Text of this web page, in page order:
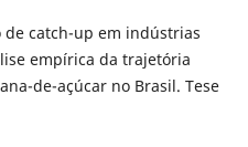
de catch-up em indústrias
empírica da trajetória
de-açúcar no Brasil. Tese